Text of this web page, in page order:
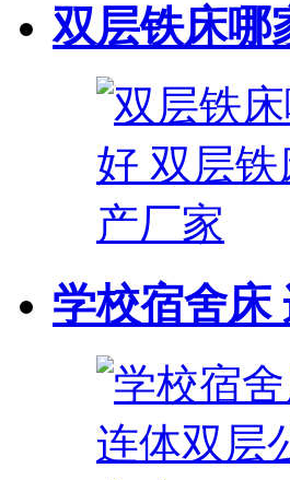
双层铁床哪
学校宿舍床